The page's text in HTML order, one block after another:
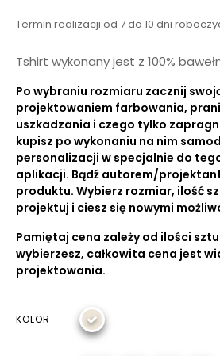
Termin realizacji od 7 do 10 dni
Tshirt wykonany jest z 100%
Po wybraniu rozmiaru zacznij
projektowaniem farbowania,
uszkadzania i czego tylko
kupisz po wykonaniu na nim
personalizacji w specjalnie do
aplikacji. Bądź autorem/
produktu. Wybierz rozmiar, ilość
projektuj i ciesz się nowymi
Pamiętaj cena zależy od ilości
wybierzesz, całkowita cena jest
projektowania.
KOLOR